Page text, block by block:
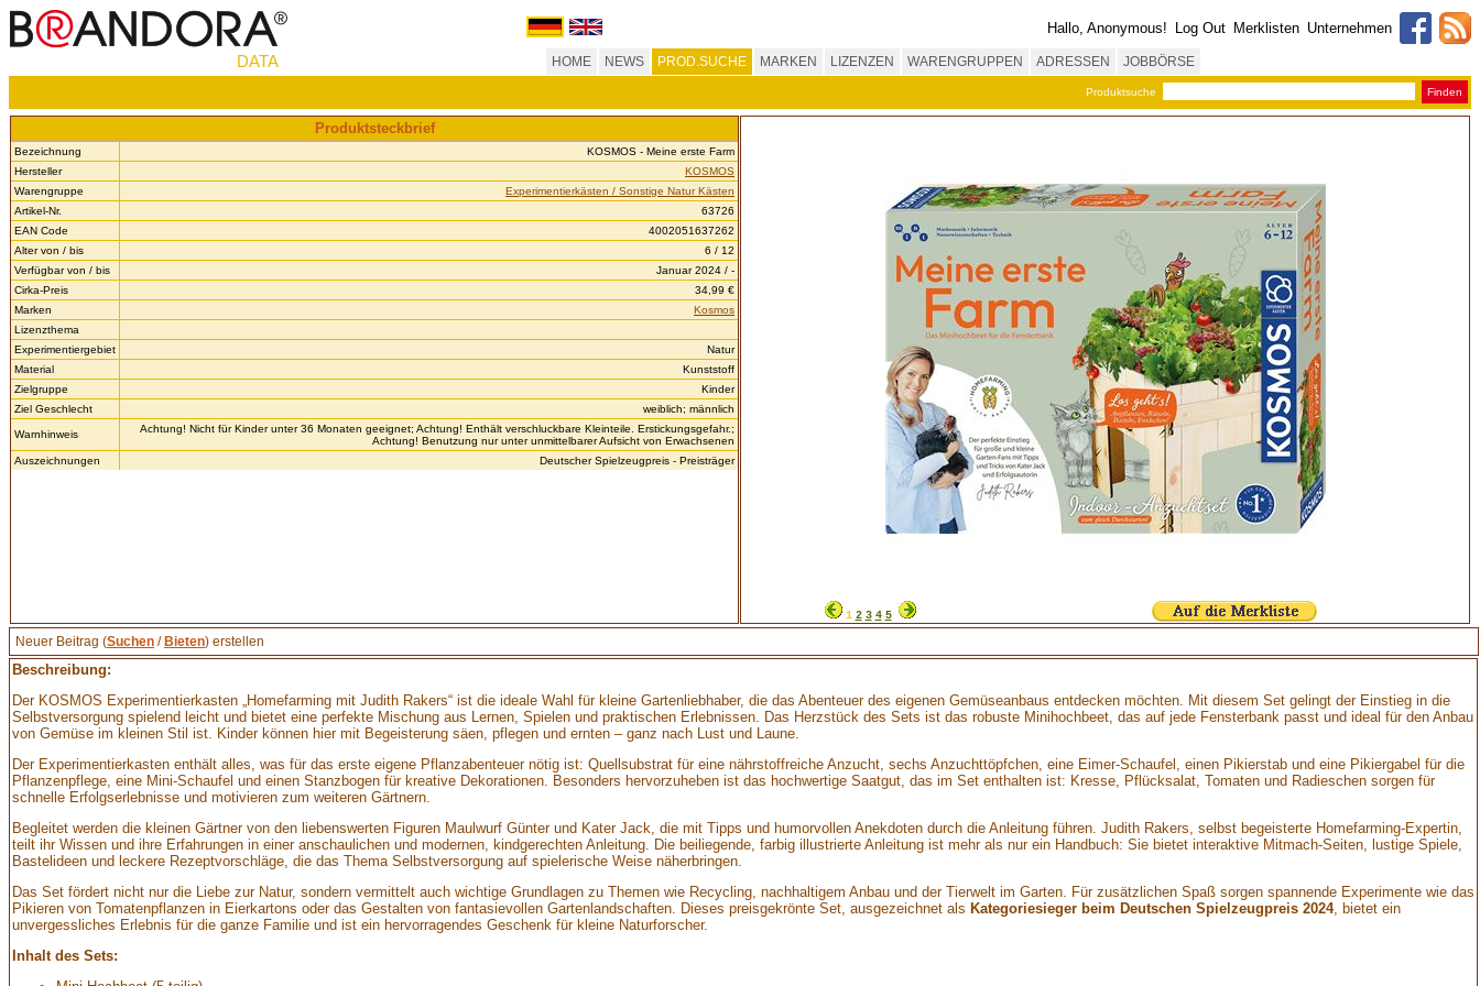
Hallo, Anonymous! Log Out Merklisten Unternehmen
DATA HOME NEWS PROD.SUCHE MARKEN LIZENZEN WARENGRUPPEN ADRESSEN JOBBÖRSE
Produktsuche Finden
Produktsteckbrief
Bezeichnung
KOSMOS - Meine erste Farm
Hersteller
KOSMOS
Warengruppe
Experimentierkästen / Sonstige Natur Kästen
Artikel-Nr.
63726
EAN Code
4002051637262
Alter von / bis
6 / 12
Verfügbar von / bis
Januar 2024 / -
Cirka-Preis
34,99 €
Marken
Kosmos
Lizenzthema
Experimentiergebiet
Natur
Material
Kunststoff
Zielgruppe
Kinder
Ziel Geschlecht
weiblich; männlich
Warnhinweis
Achtung! Nicht für Kinder unter 36 Monaten geeignet; Achtung! Enthält verschluckbare Kleinteile. Erstickungsgefahr.;
Achtung! Benutzung nur unter unmittelbarer Aufsicht von Erwachsenen
Auszeichnungen
Deutscher Spielzeugpreis - Preisträger
1 2 3 4 5
Neuer Beitrag (Suchen / Bieten) erstellen
Beschreibung:
Der KOSMOS Experimentierkasten „Homefarming mit Judith Rakers“ ist die ideale Wahl für kleine Gartenliebhaber, die das Abenteuer des eigenen Gemüseanbaus entdecken möchten. Mit diesem Set gelingt der Einstieg in die
Selbstversorgung spielend leicht und bietet eine perfekte Mischung aus Lernen, Spielen und praktischen Erlebnissen. Das Herzstück des Sets ist das robuste Minihochbeet, das auf jede Fensterbank passt und ideal für den Anbau
von Gemüse im kleinen Stil ist. Kinder können hier mit Begeisterung säen, pflegen und ernten – ganz nach Lust und Laune.
Der Experimentierkasten enthält alles, was für das erste eigene Pflanzabenteuer nötig ist: Quellsubstrat für eine nährstoffreiche Anzucht, sechs Anzuchttöpfchen, eine Eimer-Schaufel, einen Pikierstab und eine Pikiergabel für die
Pflanzenpflege, eine Mini-Schaufel und einen Stanzbogen für kreative Dekorationen. Besonders hervorzuheben ist das hochwertige Saatgut, das im Set enthalten ist: Kresse, Pflücksalat, Tomaten und Radieschen sorgen für
schnelle Erfolgserlebnisse und motivieren zum weiteren Gärtnern.
Begleitet werden die kleinen Gärtner von den liebenswerten Figuren Maulwurf Günter und Kater Jack, die mit Tipps und humorvollen Anekdoten durch die Anleitung führen. Judith Rakers, selbst begeisterte Homefarming-Expertin,
teilt ihr Wissen und ihre Erfahrungen in einer anschaulichen und modernen, kindgerechten Anleitung. Die beiliegende, farbig illustrierte Anleitung ist mehr als nur ein Handbuch: Sie bietet interaktive Mitmach-Seiten, lustige Spiele,
Bastelideen und leckere Rezeptvorschläge, die das Thema Selbstversorgung auf spielerische Weise näherbringen.
Das Set fördert nicht nur die Liebe zur Natur, sondern vermittelt auch wichtige Grundlagen zu Themen wie Recycling, nachhaltigem Anbau und der Tierwelt im Garten. Für zusätzlichen Spaß sorgen spannende Experimente wie das
Pikieren von Tomatenpflanzen in Eierkartons oder das Gestalten von fantasievollen Gartenlandschaften. Dieses preisgekrönte Set, ausgezeichnet als Kategoriesieger beim Deutschen Spielzeugpreis 2024, bietet ein
unvergessliches Erlebnis für die ganze Familie und ist ein hervorragendes Geschenk für kleine Naturforscher.
Inhalt des Sets: